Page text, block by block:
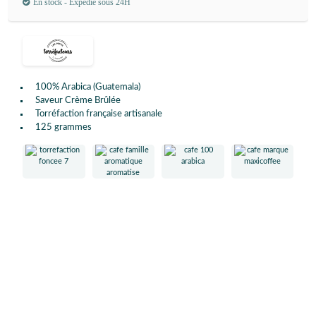
100% Arabica (Guatemala)
Saveur Crème Brûlée
Torréfaction française artisanale
125 grammes
En stock - Expédié sous 24H